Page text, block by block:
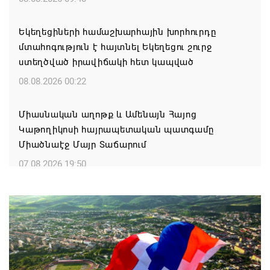
Եկեղեցիների համաշխարհային խորհուրդը
մտահոգություն է հայտնել Եկեղեցու շուրջ
ստեղծված իրավիճակի հետ կապված
08.08.2026 00:22
Միասնական աղոթք և Ամենայն Հայոց
Կաթողիկոսի հայրապետական պատգամը
Միածնաէջ Մայր Տաճարում
07.08.2026 19:50
Ժամանակակից Բելառուսին պակասում է այն
կառավարման համակարգը, որը կար խորհրդային
ժամանակներում, հայտարարել է Ալեքսանդր
Լուկաշենկոն
07.08.2026 17:16